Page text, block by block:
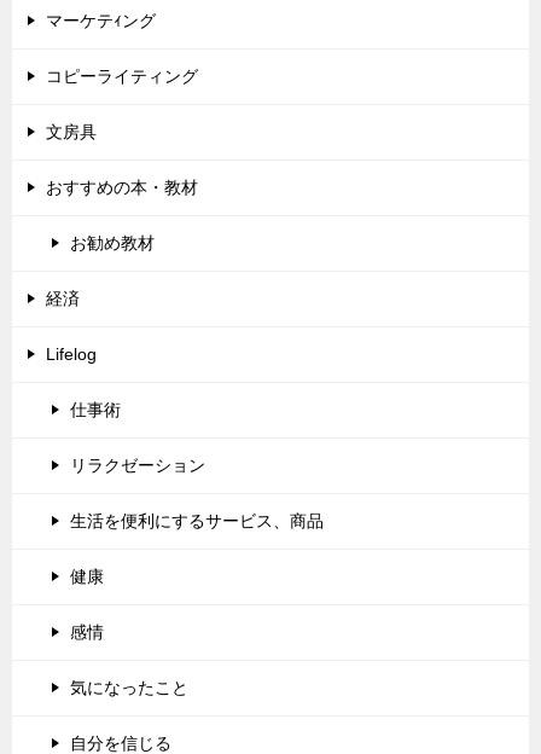
マーケテｨング
コピーライティング
文房具
おすすめの本・教材
お勧め教材
経済
Lifelog
仕事術
リラクゼーション
生活を便利にするサービス、商品
健康
感情
気になったこと
自分を信じる